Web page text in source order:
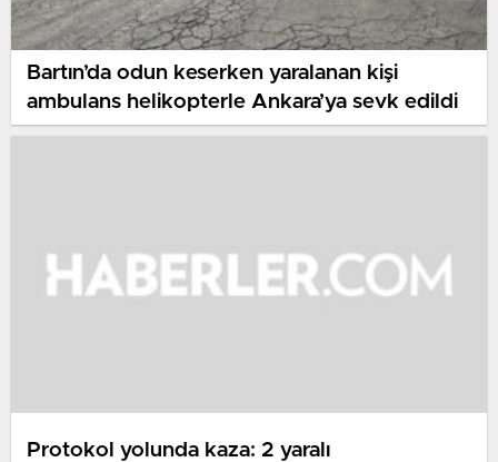
Bartın’da odun keserken yaralanan kişi
ambulans helikopterle Ankara’ya sevk edildi
Protokol yolunda kaza: 2 yaralı